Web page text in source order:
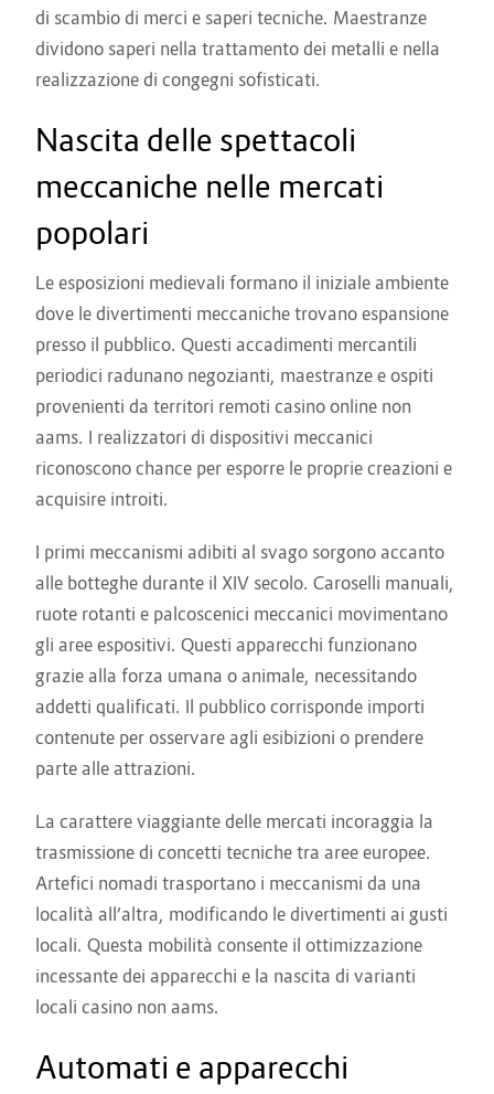
di scambio di merci e saperi tecniche. Maestranze
dividono saperi nella trattamento dei metalli e nella
realizzazione di congegni sofisticati.
Nascita delle spettacoli
meccaniche nelle mercati
popolari
Le esposizioni medievali formano il iniziale ambiente
dove le divertimenti meccaniche trovano espansione
presso il pubblico. Questi accadimenti mercantili
periodici radunano negozianti, maestranze e ospiti
provenienti da territori remoti casino online non
aams. I realizzatori di dispositivi meccanici
riconoscono chance per esporre le proprie creazioni e
acquisire introiti.
I primi meccanismi adibiti al svago sorgono accanto
alle botteghe durante il XIV secolo. Caroselli manuali,
ruote rotanti e palcoscenici meccanici movimentano
gli aree espositivi. Questi apparecchi funzionano
grazie alla forza umana o animale, necessitando
addetti qualificati. Il pubblico corrisponde importi
contenute per osservare agli esibizioni o prendere
parte alle attrazioni.
La carattere viaggiante delle mercati incoraggia la
trasmissione di concetti tecniche tra aree europee.
Artefici nomadi trasportano i meccanismi da una
località all’altra, modificando le divertimenti ai gusti
locali. Questa mobilità consente il ottimizzazione
incessante dei apparecchi e la nascita di varianti
locali casino non aams.
Automati e apparecchi